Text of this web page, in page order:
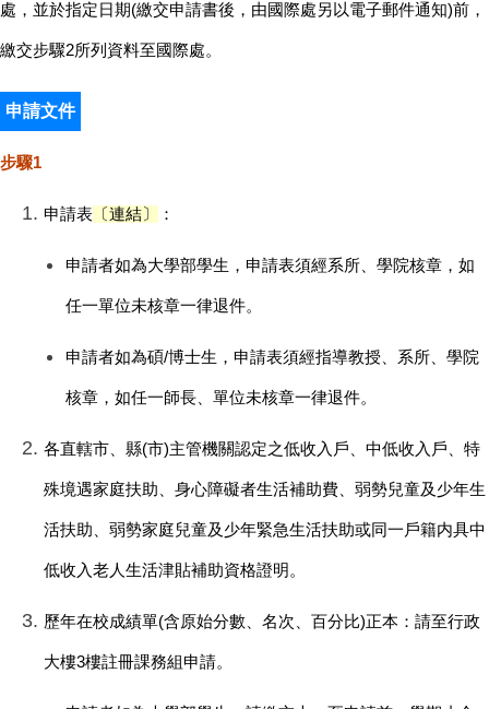
處，並於指定日期(繳交申請書後，由國際處另以電子郵件通知)前，
繳交步驟2所列資料至國際處。
申請文件
步驟1
申請表 〔連結〕 ：
申請者如為大學部學生，申請表須經系所、學院核章，如
任一單位未核章一律退件。
申請者如為碩/博士生，申請表須經指導教授、系所、學院
核章，如任一師長、單位未核章一律退件。
各直轄市、縣(市)主管機關認定之低收入戶、中低收入戶、特
殊境遇家庭扶助、身心障礙者生活補助費、弱勢兒童及少年生
活扶助、弱勢家庭兒童及少年緊急生活扶助或同一戶籍内具中
低收入老人生活津貼補助資格證明。
歷年在校成績單(含原始分數、名次、百分比)正本：請至行政
大樓3樓註冊課務組申請。